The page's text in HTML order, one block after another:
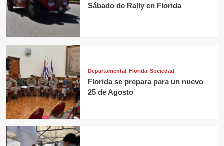
Sábado de Rally en Florida
Departamental Florida Sociedad
Florida se prepara para un nuevo
25 de Agosto